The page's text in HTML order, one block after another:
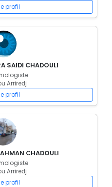
profil
SAIDI CHADOULI
Arriredj
profil
CHADOULI
Arriredj
profil